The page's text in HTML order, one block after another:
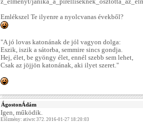
z_elmenyt/
Emlékszel Te ilyenre a nyolcvanas évekből?
"A jó lovas katonának de jól vagyon dolga:
Eszik, iszik a sátorba, semmire sincs gondja.
Hej, élet, be gyöngy élet, ennél szebb sem lehet,
Csak az jöjjön katonának, aki ilyet szeret."
ÁgostonÁdám
Igen, működik.
Előzmény: atiwrc 372. 2016-01-27 18:20:03